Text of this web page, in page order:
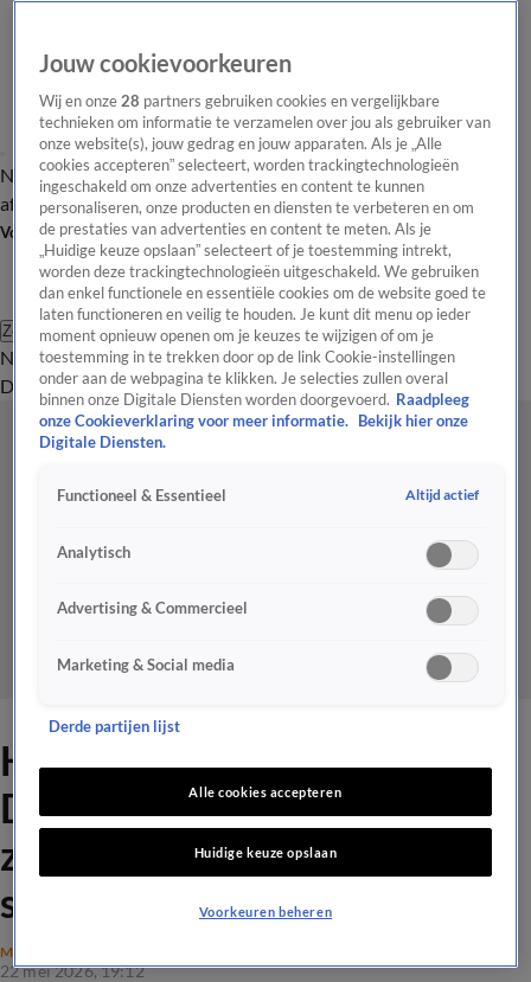
Nieuws van de DagOpinie van de Dag Onze categorieën Laatste
afleveringVideo's Nieuws van de Dag Podcast
Volg Nieuws van de Dag
Zoeken
Nieuws van de DagOpinie van de
Dag
Video'sUitzendingen PodcastPanelContact
Hoe werkt inburgeren echt?
Documentaire geeft
zeldzaam inkijkje achter de
schermen
MAATSCHAPPIJ
22 mei 2026, 19:12
Jouw cookievoorkeuren
Wij en onze28 partners gebruiken cookies en vergelijkbare
technieken om informatie te verzamelen over jou als gebruiker van
onze website(s), jouw gedrag en jouw apparaten. Als je „Alle
cookies accepteren” selecteert, worden trackingtechnologieën
ingeschakeld om onze advertenties en content te kunnen
personaliseren, onze producten en diensten te verbeteren en om
de prestaties van advertenties en content te meten. Als je
„Huidige keuze opslaan” selecteert of je toestemming intrekt,
worden deze trackingtechnologieën uitgeschakeld. We gebruiken
dan enkel functionele en essentiële cookies om de website goed te
laten functioneren en veilig te houden. Je kunt dit menu op ieder
moment opnieuw openen om je keuzes te wijzigen of om je
toestemming in te trekken door op de link Cookie-instellingen
onder aan de webpagina te klikken. Je selecties zullen overal
binnen onze Digitale Diensten worden doorgevoerd. Raadpleeg
onze Cookieverklaring voor meer informatie.
Bekijk hier onze
Digitale Diensten.
Functioneel & Essentieel Altijd actief
Analytisch
Advertising & Commercieel
Marketing & Social media
Derde partijen lijst
Alle cookies accepteren
Huidige keuze opslaan
Voorkeuren beheren